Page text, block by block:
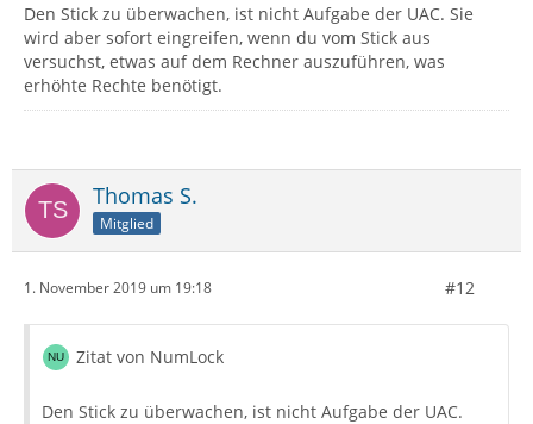
Den Stick zu überwachen, ist nicht Aufgabe der UAC. Sie
wird aber sofort eingreifen, wenn du vom Stick aus
versuchst, etwas auf dem Rechner auszuführen, was
erhöhte Rechte benötigt.
Thomas S.
Mitglied
1. November 2019 um 19:18 #12
Zitat von NumLock
Den Stick zu überwachen, ist nicht Aufgabe der UAC.